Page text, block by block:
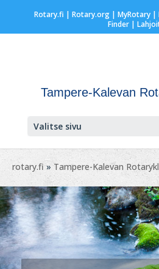
Rotary.fi | Rotary.org| MyRotary |
Finder|
Tampere-Kalevan
Valitse sivu
rotary.fi »Tampere-Kalevan